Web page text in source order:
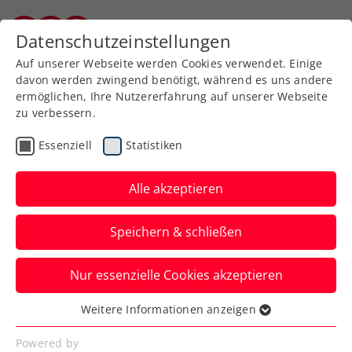
Zurück zur Newsübersicht
Turniere
Erste Bank Open
durchbrechen die
Schallmauer von 70.000
Besuchern
Das ATP-Turnier in der Wiener Stadthalle
und am Heumarkt ist auch 2022 ein Erfolg
auf allen Ebenen gewesen.
Datenschutzeinstellungen
Auf unserer Webseite werden Cookies verwendet. Einige
davon werden zwingend benötigt, während es uns andere
ermöglichen, Ihre Nutzererfahrung auf unserer Webseite
zu verbessern.
Essenziell Statistiken
Alle akzeptieren
Speichern & schließen
Nur essenzielle Cookies akzeptieren
Essenziell
Essenzielle Cookies werden für grundlegende
Weitere Informationen anzeigen
Powered by